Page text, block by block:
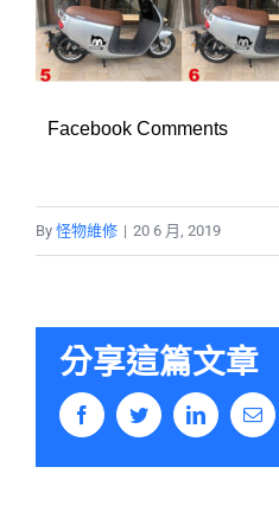
Facebook Comments
By 怪物維修 | 20 6 月, 2019
分享這篇文章
FacebookTwitterLinkedIn